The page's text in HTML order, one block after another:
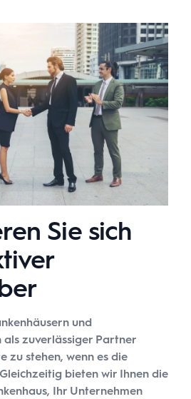
Sie sich
und
zuverlässiger Partner
zu stehen, wenn es die
bieten wir Ihnen die
Ihr Unternehmen